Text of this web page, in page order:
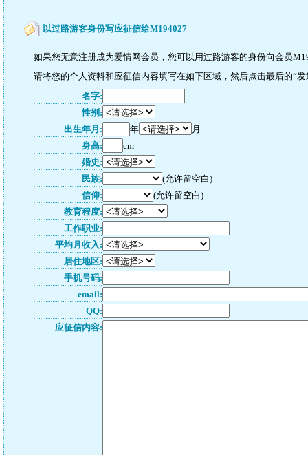
以过路游客身份写应征信给M194027
如果您无意注册成为爱情网会员，您可以用过路游客的身份向会员
请将您的个人资料和应征信内容填写在如下区域，然后点击最后的“
名字:
性别:
出生年月:
年
月
身高:
cm
婚史:
民族:
(允许留空白)
信仰:
(允许留空白)
教育程度:
工作职业:
平均月收入:
居住地区:
手机号码:
email:
QQ:
应征信内容: